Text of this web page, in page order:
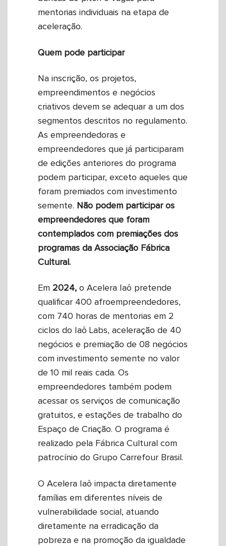
mentorias individuais na etapa de
aceleração.
Quem pode participar
Na inscrição, os projetos,
empreendimentos e negócios
criativos devem se adequar a um dos
segmentos descritos no regulamento.
As empreendedoras e
empreendedores que já participaram
de edições anteriores do programa
podem participar, exceto aqueles que
foram premiados com investimento
semente. Não podem participar os
empreendedores que foram
contemplados com premiações dos
programas da Associação Fábrica
Cultural.
Em 2024, o Acelera Iaô pretende
qualificar 400 afroempreendedores,
com 740 horas de mentorias em 2
ciclos do Iaô Labs, aceleração de 40
negócios e premiação de 08 negócios
com investimento semente no valor
de 10 mil reais cada. Os
empreendedores também podem
acessar os serviços de comunicação
gratuitos, e estações de trabalho do
Espaço de Criação. O programa é
realizado pela Fábrica Cultural com
patrocínio do Grupo Carrefour Brasil.
O Acelera Iaô impacta diretamente
famílias em diferentes níveis de
vulnerabilidade social, atuando
diretamente na erradicação da
pobreza e na promoção da igualdade